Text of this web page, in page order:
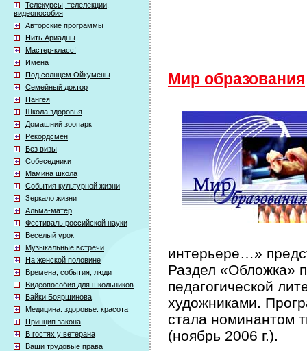
Телекурсы, телелекции,
видеопособия
Авторские программы
Нить Ариадны
Мастер-класс!
Имена
Под солнцем Ойкумены
Семейный доктор
Пангея
Школа здоровья
Домашний зоопарк
Рекордсмен
Без визы
Собеседники
Мамина школа
События культурной жизни
Зеркало жизни
Альма-матер
Фестиваль российской науки
Веселый урок
Музыкальные встречи
На женской половине
Времена, события, люди
Видеопособия для школьников
Байки Бояршинова
Медицина. здоровье. красота
Принцип закона
В гостях у ветерана
Ваши трудовые права
Мир образования
интерьере…»
Раздел «Обложка»
педагогической
художниками.
стала номинантом
(ноябрь 2006 г.).